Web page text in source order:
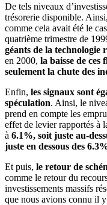
De tels niveaux
trésorerie disponible.
comme cela avait été le
quatrième trimestre de
géants de la technologie
en 2000, la baisse de ces
seulement la chute des
Enfin, les signaux sont
spéculation. Ainsi, le
prend en compte les
effet de levier rapportés à
à 6.1%, soit juste au-
juste en dessous des
Et puis, le retour de
comme le retour du
investissements massifs
que nous avions connu il